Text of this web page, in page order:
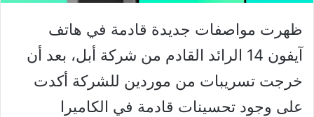
ظهرت مواصفات جديدة قادمة في هاتف
آيفون 14 الرائد القادم من شركة أبل، بعد أن
خرجت تسريبات من موردين للشركة أكدت
على وجود تحسينات قادمة في الكاميرا